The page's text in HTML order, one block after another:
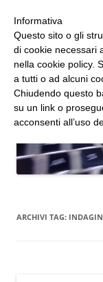
Vai
al
contenuto
Studio
Perizie
ARCHIVI TAG:
MENU
Informativa
Questo sito o gli
di cookie necessari
nella cookie policy.
a tutti o ad alcuni
Chiudendo questo
su un link o
acconsenti all’uso